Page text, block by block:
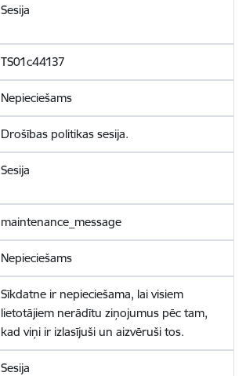
Sesija
TS01c44137
Nepieciešams
Drošības politikas sesija.
Sesija
maintenance_message
Nepieciešams
Sīkdatne ir nepieciešama, lai visiem
lietotājiem nerādītu ziņojumus pēc tam,
kad viņi ir izlasījuši un aizvēruši tos.
Sesija